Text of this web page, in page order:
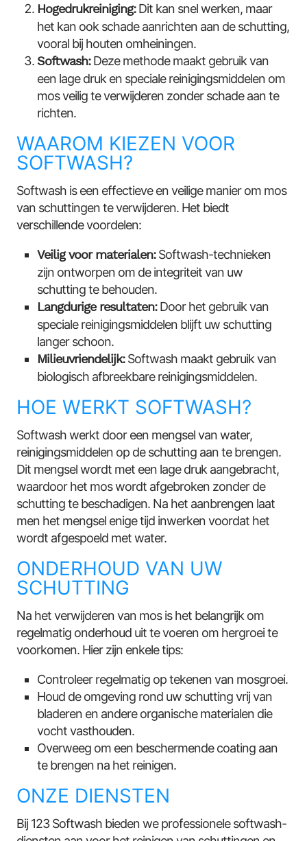
Hogedrukreiniging:Dit kan snel werken, maar
het kan ook schade aanrichten aan de schutting,
vooral bij houten omheiningen.
Softwash:Deze methode maakt gebruik van
een lage druk en speciale reinigingsmiddelen om
mos veilig te verwijderen zonder schade aan te
richten.
WAAROM KIEZEN VOOR
SOFTWASH?
Softwash is een effectieve en veilige manier om mos
van schuttingen te verwijderen. Het biedt
verschillende voordelen:
Veilig voor materialen:Softwash-technieken
zijn ontworpen om de integriteit van uw
schutting te behouden.
Langdurige resultaten:Door het gebruik van
speciale reinigingsmiddelen blijft uw schutting
langer schoon.
Milieuvriendelijk:Softwash maakt gebruik van
biologisch afbreekbare reinigingsmiddelen.
HOE WERKT SOFTWASH?
Softwash werkt door een mengsel van water,
reinigingsmiddelen op de schutting aan te brengen.
Dit mengsel wordt met een lage druk aangebracht,
waardoor het mos wordt afgebroken zonder de
schutting te beschadigen. Na het aanbrengen laat
men het mengsel enige tijd inwerken voordat het
wordt afgespoeld met water.
ONDERHOUD VAN UW
SCHUTTING
Na het verwijderen van mos is het belangrijk om
regelmatig onderhoud uit te voeren om hergroei te
voorkomen. Hier zijn enkele tips:
Controleer regelmatig op tekenen van mosgroei.
Houd de omgeving rond uw schutting vrij van
bladeren en andere organische materialen die
vocht vasthouden.
Overweeg om een beschermende coating aan
te brengen na het reinigen.
ONZE DIENSTEN
Bij 123 Softwash bieden we professionele softwash-